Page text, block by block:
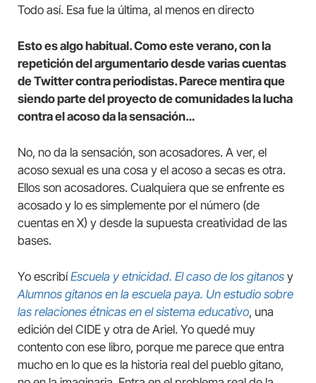
Todo así. Esa fue la última, al menos en directo
Esto es algo habitual. Como este verano, con la
repetición del argumentario desde varias cuentas
de Twitter contra periodistas. Parece mentira que
siendo parte del proyecto de comunidades la lucha
contra el acoso da la sensación…
No, no da la sensación, son acosadores. A ver, el
acoso sexual es una cosa y el acoso a secas es otra.
Ellos son acosadores. Cualquiera que se enfrente es
acosado y lo es simplemente por el número (de
cuentas en X) y desde la supuesta creatividad de las
bases.
Yo escribíEscuela y etnicidad. El caso de los gitanos y
Alumnos gitanos en la escuela paya. Un estudio sobre
las relaciones étnicas en el sistema educativo, una
edición del CIDE y otra de Ariel. Yo quedé muy
contento con ese libro, porque me parece que entra
mucho en lo que es la historia real del pueblo gitano,